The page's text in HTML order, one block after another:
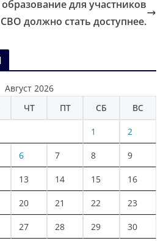
для участников
СВО должно стать доступнее.
Август 2026
ЧТ ПТ СБ ВС
1 2
6 7 8 9
13 14 15 16
20 21 22 23
27 28 29 30